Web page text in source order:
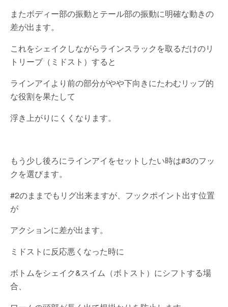
またボディー部の振動とテール部の振動に明確な動きの
差が出ます。
これをシェイクしながらラインスラックを取るだけのリ
トリーブ（ミドスト）すると
ラインアイより前の部分がやや下向きにたわむリップ的
な役割を果たして
浮き上がりにくくなります。
もう少し後ろにラインアイをセットしたい時は#3のフッ
クを選びます。
#2のままでもリグ出来ますが、フックポイント出す位置
が
アクションに差が出ます。
ミドストに反応悪くなった時に
ボトムをシェイク&スイム（ボトスト）にシフトする場
合、